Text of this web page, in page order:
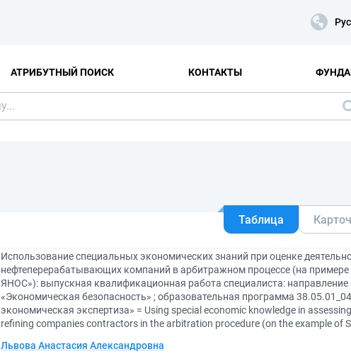
АТРИБУТНЫЙ ПОИСК КОНТАКТЫ
Таблица
Использование специальных экономических знаний при оценке
нефтеперерабатывающих компаний в арбитражном процессе (на
ЯНОС»): выпускная квалификационная работа специалиста: направление
«Экономическая безопасность» ; образовательная программа
экономическая экспертиза» = Using special economic knowledge in
refining companies contractors in the arbitration procedure (on the example of
Львова Анастасия Александровна